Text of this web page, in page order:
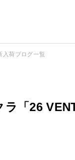
入荷ブログ一覧
ラ「26